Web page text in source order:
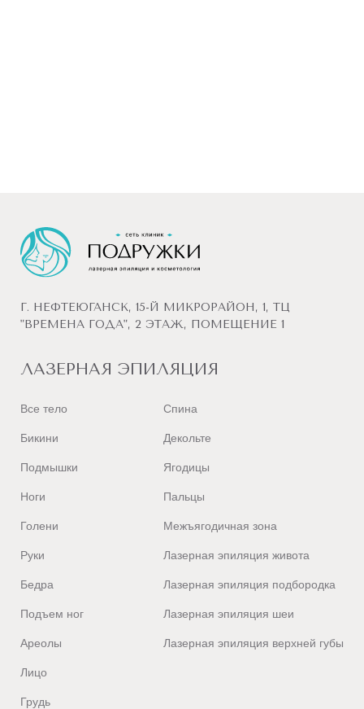
Г. НЕФТЕЮГАНСК, 15-Й МИКРОРАЙОН, 1, ТЦ
"ВРЕМЕНА ГОДА", 2 ЭТАЖ, ПОМЕЩЕНИЕ 1
ЛАЗЕРНАЯ ЭПИЛЯЦИЯ
Все тело
Бикини
Подмышки
Ноги
Голени
Руки
Бедра
Подъем ног
Ареолы
Лицо
Грудь
Спина
Декольте
Ягодицы
Пальцы
Межъягодичная зона
Лазерная эпиляция живота
Лазерная эпиляция подбородка
Лазерная эпиляция шеи
Лазерная эпиляция верхней губы